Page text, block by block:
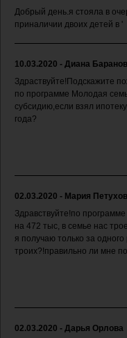
Добрый день.я стояла в
приналичии двоих детей в '
10.03.2020 - Диана
Здраствуйте!Подскажите
по программе Молодая
субсидию,если взял
года?
02.03.2020 - Мария
Здравствуйте!по
на 472 тыс, в семье нас
я получаю только за
троих?!правильно ли мне
02.03.2020 - Дарья Орлова